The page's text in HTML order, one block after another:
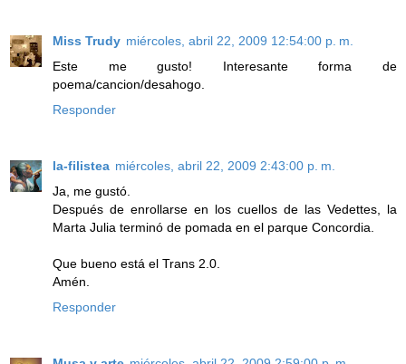
Miss Trudy miércoles, abril 22, 2009 12:54:00 p. m.
Este me gusto! Interesante forma de
poema/cancion/desahogo.
Responder
la-filistea miércoles, abril 22, 2009 2:43:00 p. m.
Ja, me gustó.
Después de enrollarse en los cuellos de las Vedettes, la
Marta Julia terminó de pomada en el parque Concordia.
Que bueno está el Trans 2.0.
Amén.
Responder